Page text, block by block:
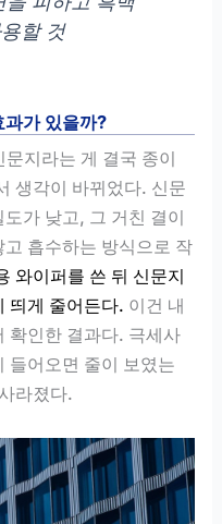
할 것
과가 있을까?
지라는 게 결국 종이
생각이 바뀌었다. 신문
가 낮고, 그 거친 결이
흡수하는 방식으로 작
와이퍼를 쓴 뒤 신문지
띄게 줄어든다. 이건 내
확인한 결과다. 극세사
들어오면 줄이 보였는
라졌다.